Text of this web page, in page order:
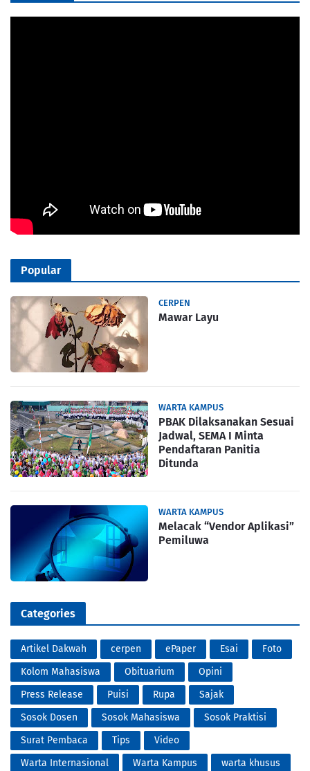
Popular
CERPEN
Mawar Layu
WARTA KAMPUS
PBAK Dilaksanakan Sesuai
Jadwal, SEMA I Minta
Pendaftaran Panitia
Ditunda
WARTA KAMPUS
Melacak “Vendor Aplikasi”
Pemiluwa
Categories
Artikel Dakwah cerpen ePaper Esai
Foto
Kolom Mahasiswa
Obituarium
Opini
Press Release
Puisi Rupa
Sajak
Sosok Dosen
Sosok Mahasiswa
Sosok Praktisi
Surat Pembaca
Tips
Video
Warta Internasional
Warta Kampus warta khusus